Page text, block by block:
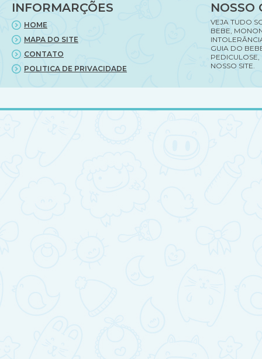
brasil
INFORMARÇÕES
HOME
MAPA DO SITE
CONTATO
POLITICA DE PRIVACIDADE
NOSSO
VEJA TUDO
BEBE,
GUIA DO
PEDICULOSE,
NOSSO SITE.